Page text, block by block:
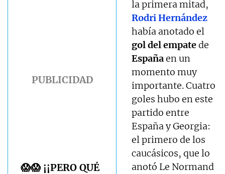
😱😱 ¡¡PERO QUÉ
la primera mitad,
Rodri Hernández
había anotado el
gol del empatede
Españaen un
momento muy
importante. Cuatro
goles hubo en este
partido entre
España y Georgia:
el primero de los
caucásicos, que lo
anotó Le Normand